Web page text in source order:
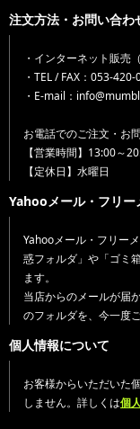
注文方法・お問い合わ
・インターネット販売
・TEL / FAX：053-
・E-mail：
お電話でのご注文・お
【営業時間】13:00～
【定休日】水曜日
Yahooメール・フリー
Yahooメール・フリー
惑フォルダ」や「ゴミ
ます。
当店からのメールが届
のフォルダを、今一度
個人情報について
お客様からいただいた
しません。詳しくは個